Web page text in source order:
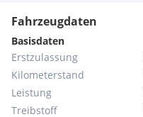
Fahrzeugdaten
Basisdaten
Erstzulassung
Kilometerstand
Leistung
Treibstoff